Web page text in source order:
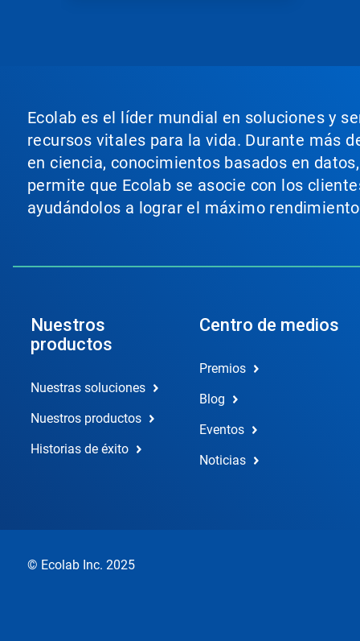
Ecolab es el líder mundial en soluciones y
recursos vitales para la vida. Durante más
en ciencia, conocimientos basados en
permite que Ecolab se asocie con los
ayudándolos a lograr el máximo
Nuestros
productos
Nuestras soluciones
Nuestros productos
Historias de éxito
Centro de medios
Premios
Blog
Eventos
Noticias
© Ecolab Inc. 2025